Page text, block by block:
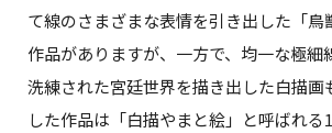
て線のさまざまな表情を引き出した「鳥
作品がありますが、一方で、均一な極細
洗練された宮廷世界を描き出した白描画
した作品は「白描やまと絵」と呼ばれる